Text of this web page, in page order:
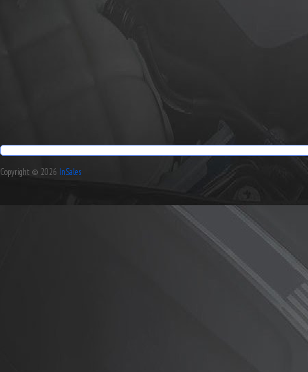
Copyright © 2026 InSales